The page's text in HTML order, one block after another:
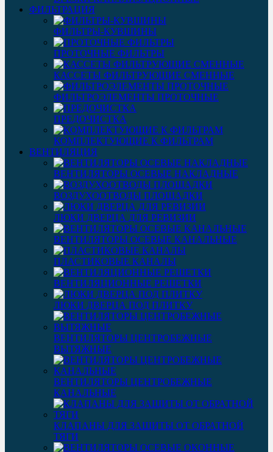
ФИЛЬТРАЦИЯ
ФИЛЬТРЫ-КУВШИНЫ
ПРОТОЧНЫЕ ФИЛЬТРЫ
КАССЕТЫ ФИЛЬТРУЮЩИЕ СМЕННЫЕ
ФИЛЬТРОЭЛЕМЕНТЫ ПРОТОЧНЫЕ
ПРЕДОЧИСТКА
КОМПЛЕКТУЮЩИЕ К ФИЛЬТРАМ
ВЕНТИЛЯЦИЯ
ВЕНТИЛЯТОРЫ ОСЕВЫЕ НАКЛАДНЫЕ
ВОЗДУХООТВОДЫ ПЛОЩАДКИ
ЛЮКИ ДВЕРЦА ДЛЯ РЕВИЗИИ
ВЕНТИЛЯТОРЫ ОСЕВЫЕ КАНАЛЬНЫЕ
ПЛАСТИКОВЫЕ КАНАЛЫ
ВЕНТИЛЯЦИОННЫЕ РЕШЕТКИ
ЛЮКИ ДВЕРЦА ПОД ПЛИТКУ
ВЕНТИЛЯТОРЫ ЦЕНТРОБЕЖНЫЕ
ВЫТЯЖНЫЕ
ВЕНТИЛЯТОРЫ ЦЕНТРОБЕЖНЫЕ
КАНАЛЬНЫЕ
КЛАПАНЫ ДЛЯ ЗАЩИТЫ ОТ ОБРАТНОЙ
ТЯГИ